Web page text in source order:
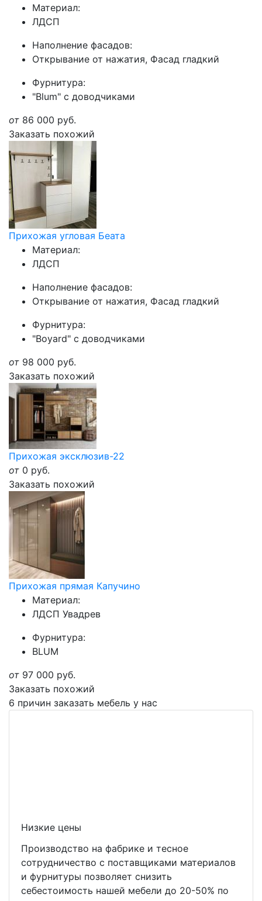
Материал:
ЛДСП
Наполнение фасадов:
Открывание от нажатия, Фасад гладкий
Фурнитура:
"Blum" с доводчиками
от 86 000 руб.
Заказать похожий
Прихожая угловая Беата
Материал:
ЛДСП
Наполнение фасадов:
Открывание от нажатия, Фасад гладкий
Фурнитура:
"Boyard" с доводчиками
от 98 000 руб.
Заказать похожий
Прихожая эксклюзив-22
от 0 руб.
Заказать похожий
Прихожая прямая Капучино
Материал:
ЛДСП Увадрев
Фурнитура:
BLUM
от 97 000 руб.
Заказать похожий
6 причин заказать мебель у нас
Низкие цены
Производство на фабрике и тесное
сотрудничество с поставщиками материалов
и фурнитуры позволяет снизить
себестоимость нашей мебели до 20-50% по